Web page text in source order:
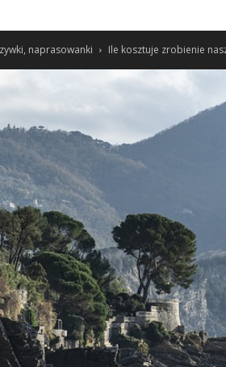
naprasowanki Ile kosztuje zrobienie